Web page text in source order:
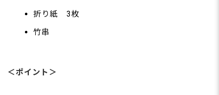
折り紙 3枚
竹串
＜ポイント＞